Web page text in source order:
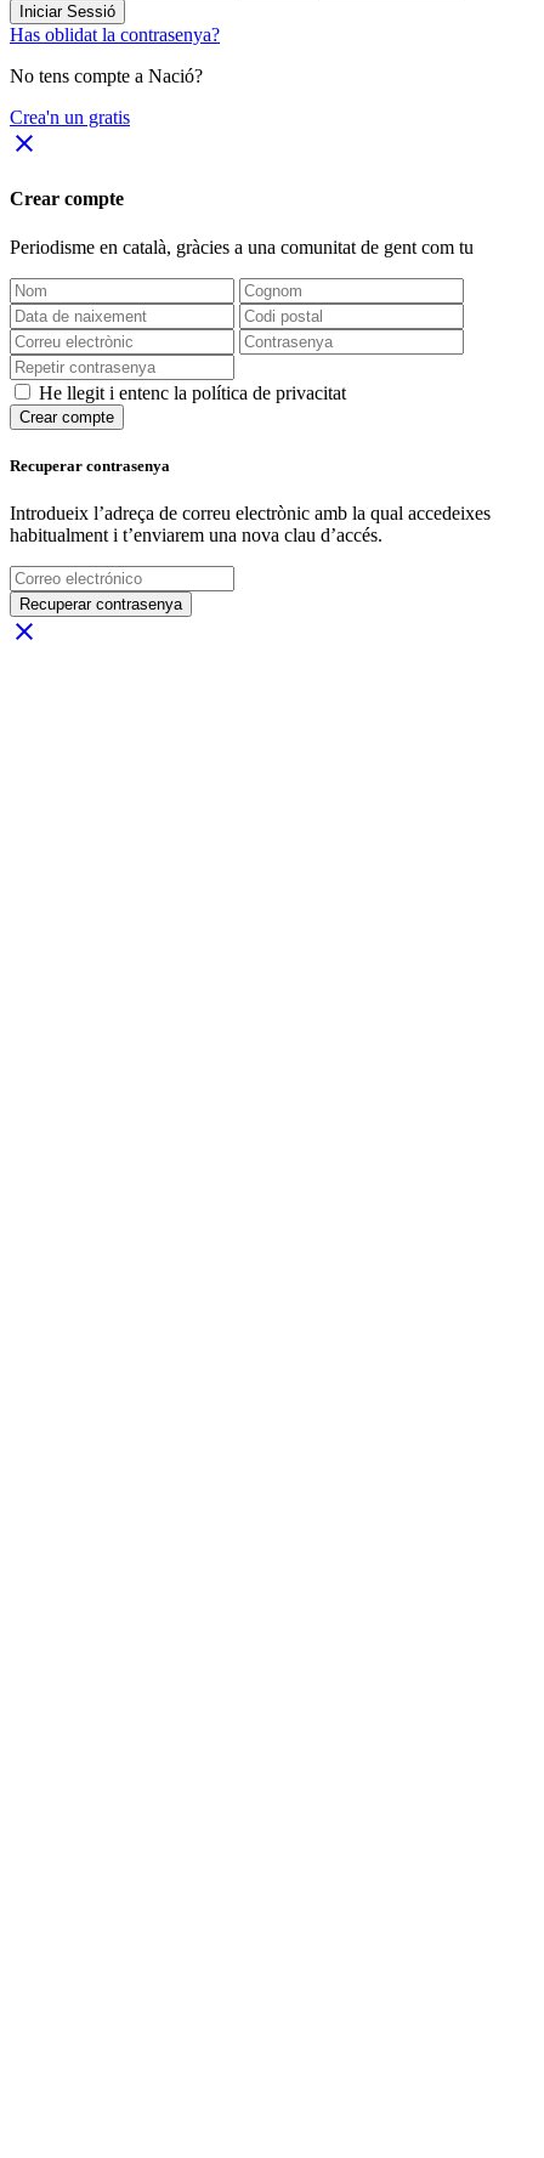
Iniciar Sessió
Has oblidat la contrasenya?
No tens compte a Nació?
Crea'n un gratis
close
Crear compte
Periodisme en català, gràcies a una comunitat de gent com tu
He llegit i entenc la política de privacitat
Crear compte
Recuperar contrasenya
Introdueix l’adreça de correu electrònic amb la qual accedeixes
habitualment i t’enviarem una nova clau d’accés.
Recuperar contrasenya
close